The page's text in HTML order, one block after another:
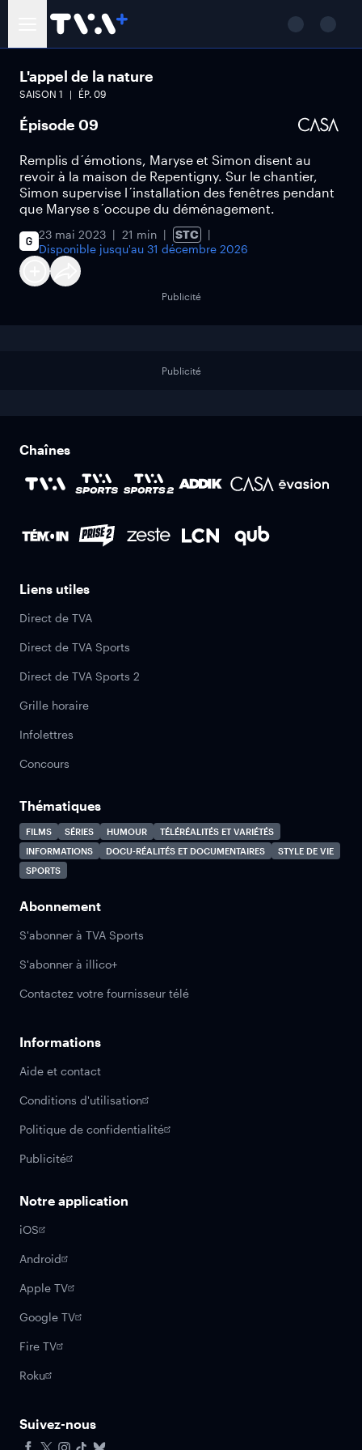
L'appel de la nature
SAISON 1 ÉP. 09
Épisode 09
Remplis d´émotions, Maryse et Simon disent au
revoir à la maison de Repentigny. Sur le chantier,
Simon supervise l´installation des fenêtres pendant
que Maryse s´occupe du déménagement.
23 mai 2023 21 min
STC
Disponible jusqu'au 31 décembre 2026
Publicité
Publicité
Chaînes
Liens utiles
Direct de TVA
Direct de TVA Sports
Direct de TVA Sports 2
Grille horaire
Infolettres
Concours
Thématiques
FILMS SÉRIES HUMOUR
TÉLÉRÉALITÉS ET VARIÉTÉS
INFORMATIONS
DOCU-RÉALITÉS ET DOCUMENTAIRES
STYLE DE VIE
SPORTS
Abonnement
S'abonner à TVA Sports
S'abonner à illico+
Contactez votre fournisseur télé
Informations
Aide et contact
Conditions d'utilisation
Politique de confidentialité
Publicité
Notre application
iOS
Android
Apple TV
Google TV
Fire TV
Roku
Suivez-nous